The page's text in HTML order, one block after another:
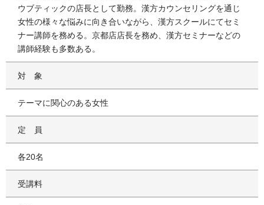
ウブティックの店長として勤務。漢方カウンセリングを通じ
女性の様々な悩みに向き合いながら、漢方スクールにてセミ
ナー講師を務める。京都店店長を務め、漢方セミナーなどの
講師経験も多数ある。
対象
テーマに関心のある女性
定員
各20名
受講料